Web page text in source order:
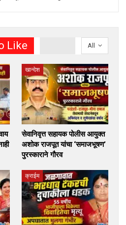
All
Like
खान्देश
सेवानिवृत्त सहायक पोलीस आयुक्त
अशोक राजपूत यांचा ‘समाजभूषण’
पुरस्काराने गौरव
क्राईम